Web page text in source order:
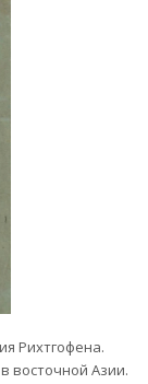
Рихтгофена.
восточной Азии.